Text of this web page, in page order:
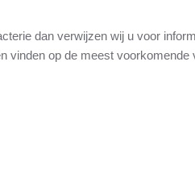
dan verwijzen wij u voor
vinden op de meest voorkomende